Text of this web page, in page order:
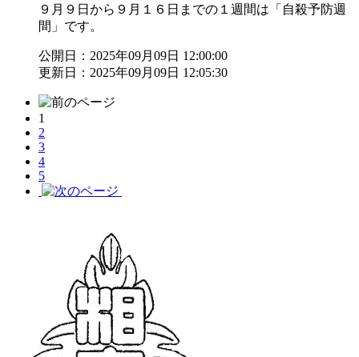
９月９日から９月１６日までの１週間は「自殺予防週
間」です。
公開日：2025年09月09日 12:00:00
更新日：2025年09月09日 12:05:30
1
2
3
4
5